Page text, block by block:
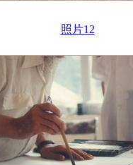
照片12